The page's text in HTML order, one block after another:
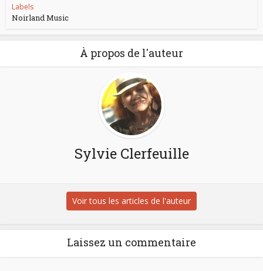
Labels
Noirland Music
À propos de l'auteur
Sylvie Clerfeuille
Voir tous les articles de l'auteur
Laissez un commentaire